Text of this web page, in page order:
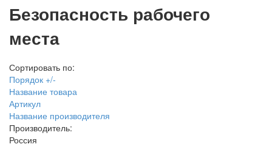
Безопасность рабочего
места
Сортировать по:
Порядок +/-
Название товара
Артикул
Название производителя
Производитель:
Россия